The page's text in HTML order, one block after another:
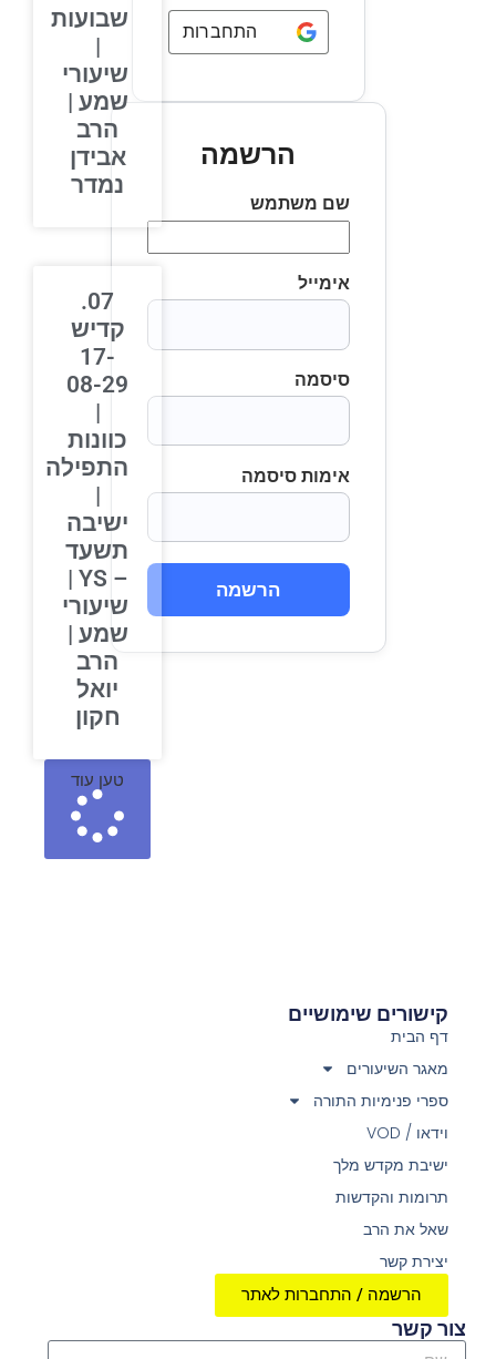
התחברות באמצעותGoogle
הרשמה
שם משתמש
אימייל
סיסמה
אימות סיסמה
הרשמה
שבועות
שיעורי
שמע |
הרב
אבידן
נמדר
07.
קדיש
17-
08-29
כוונות
התפילה
ישיבה
תשעד
– YS |
שיעורי
שמע |
הרב
יואל
חקון
טען עוד
קישורים שימושיים
דף הבית
מאגר השיעורים
ספרי פנימיות התורה
וידאו / VOD
ישיבת מקדש מלך
תרומות והקדשות
שאל את הרב
יצירת קשר
הרשמה / התחברות לאתר
צור קשר